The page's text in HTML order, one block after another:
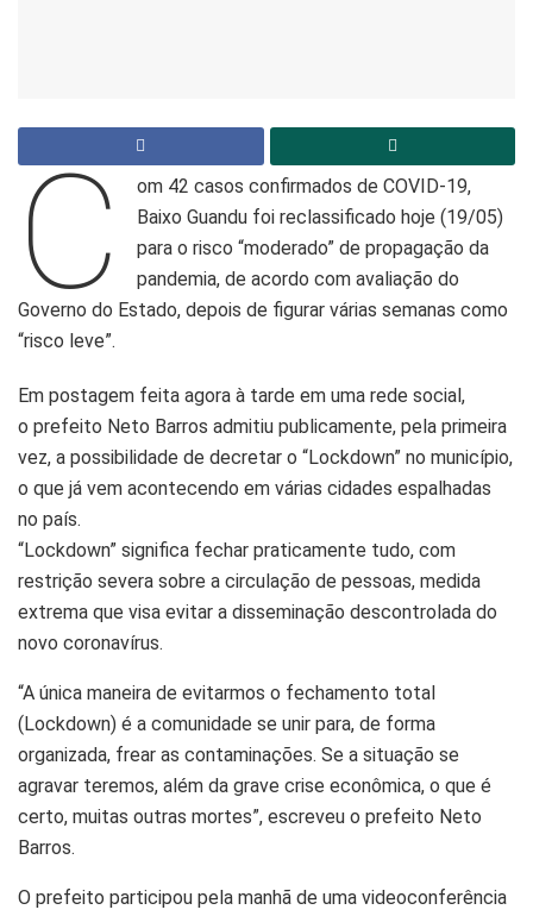
C
om 42 casos confirmados de COVID-19,
Baixo Guandu foi reclassificado hoje (19/05)
para o risco “moderado” de propagação da
pandemia, de acordo com avaliação do
Governo do Estado, depois de figurar várias semanas como
“risco leve”.
Em postagem feita agora à tarde em uma rede social,
o prefeito Neto Barros admitiu publicamente, pela primeira
vez, a possibilidade de decretar o “Lockdown” no município,
o que já vem acontecendo em várias cidades espalhadas
no país.
“Lockdown” significa fechar praticamente tudo, com
restrição severa sobre a circulação de pessoas, medida
extrema que visa evitar a disseminação descontrolada do
novo coronavírus.
“A única maneira de evitarmos o fechamento total
(Lockdown) é a comunidade se unir para, de forma
organizada, frear as contaminações. Se a situação se
agravar teremos, além da grave crise econômica, o que é
certo, muitas outras mortes”, escreveu o prefeito Neto
Barros.
O prefeito participou pela manhã de uma videoconferência